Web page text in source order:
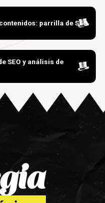
parrilla de SEO
SEO y análisis de
de páginas web
my business
performance de los sitios